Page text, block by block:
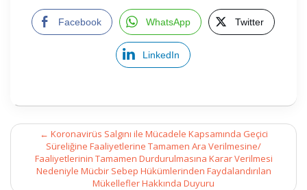
Facebook WhatsApp Twitter
LinkedIn
Post
navigation
← Koronavirüs Salgını ile Mücadele Kapsamında Geçici
Süreliğine Faaliyetlerine Tamamen Ara Verilmesine/
Faaliyetlerinin Tamamen Durdurulmasına Karar Verilmesi
Nedeniyle Mücbir Sebep Hükümlerinden Faydalandırılan
Mükellefler Hakkında Duyuru